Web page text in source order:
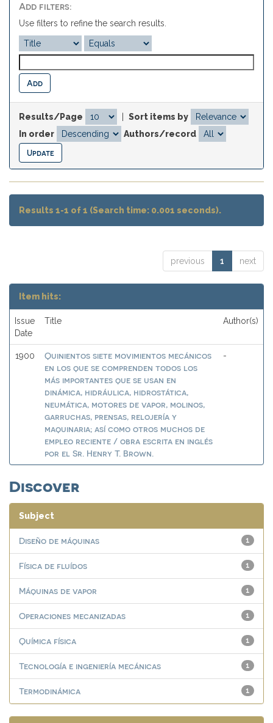
Add filters:
Use filters to refine the search results.
Results/Page
Sort items by
In order
Authors/record
Results 1-1 of 1 (Search time: 0.001 seconds).
previous 1 next
Item hits:
Issue
Date
Title Author(s)
1900
Quinientos siete movimientos mecánicos
en los que se comprenden todos los
más importantes que se usan en
dinámica, hidráulica, hidrostática,
neumática, motores de vapor, molinos,
garruchas, prensas, relojería y
maquinaria; así como otros muchos de
empleo reciente / obra escrita en inglés
por el Sr. Henry T. Brown.
-
Discover
Subject
1
Diseño de máquinas
1
Física de fluídos
1
Máquinas de vapor
1
Operaciones mecanizadas
1
Química física
1
Tecnología e ingeniería mecánicas
1
Termodinámica